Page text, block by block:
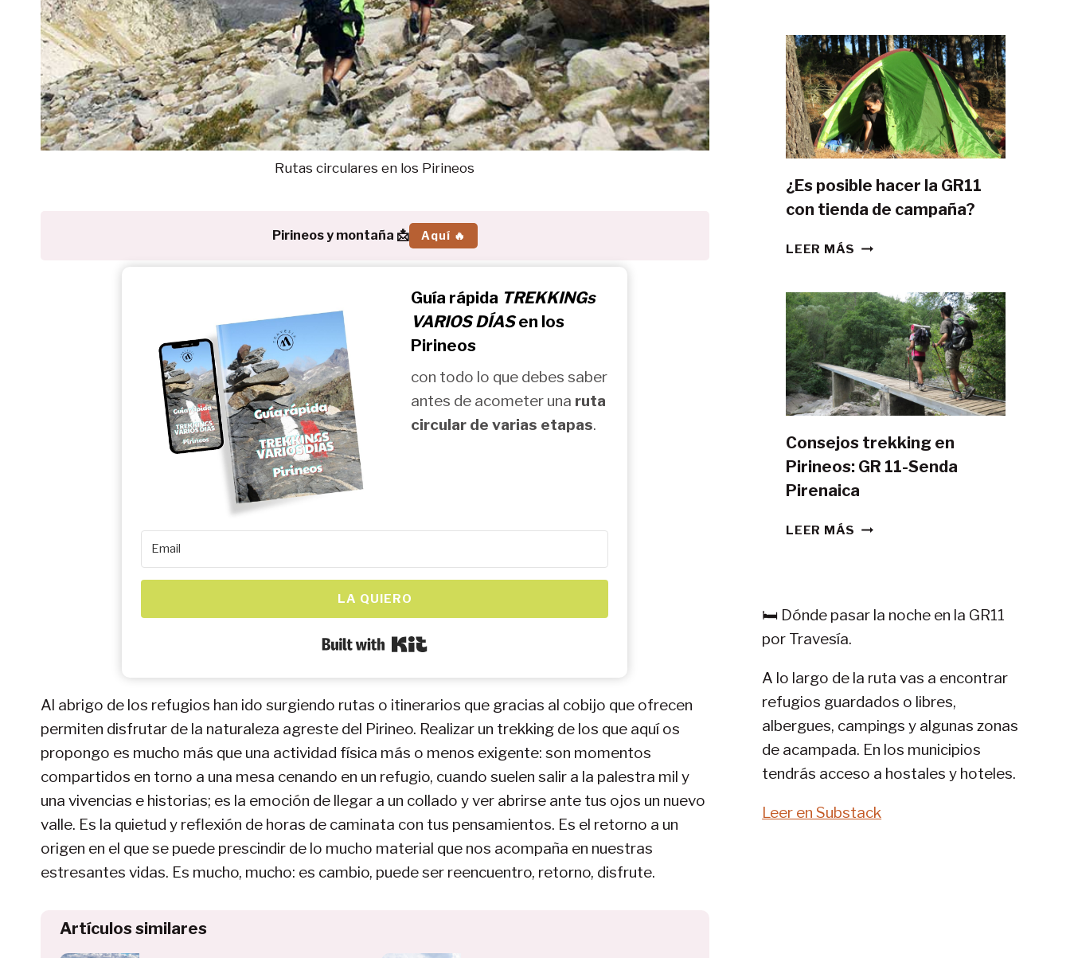
Rutas circulares en los Pirineos
Pirineos y montaña 📩 Aquí 🔥
Guía rápida TREKKINGs
VARIOS DÍASen los
Pirineos
con todo lo que debes saber
antes de acometer una ruta
circular de varias etapas.
LA QUIERO
Al abrigo de los refugios han ido surgiendo rutas o itinerarios que gracias al cobijo que ofrecen
permiten disfrutar de la naturaleza agreste del Pirineo. Realizar un trekking de los que aquí os
propongo es mucho más que una actividad física más o menos exigente: son momentos
compartidos en torno a una mesa cenando en un refugio, cuando suelen salir a la palestra mil y
una vivencias e historias; es la emoción de llegar a un collado y ver abrirse ante tus ojos un nuevo
valle. Es la quietud y reflexión de horas de caminata con tus pensamientos. Es el retorno a un
origen en el que se puede prescindir de lo mucho material que nos acompaña en nuestras
estresantes vidas. Es mucho, mucho: es cambio, puede ser reencuentro, retorno, disfrute.
Artículos similares
¿Es posible hacer la GR11
con tienda de campaña?
LEER MÁS ¿ES
LA
GR11
CON
TIENDA
DE
CAMPAÑA?
Consejos trekking en
Pirineos: GR 11-Senda
Pirenaica
LEER MÁS CONSEJOS
11-
🛏️ Dónde pasar la noche en la GR11
por Travesía.
A lo largo de la ruta vas a encontrar
refugios guardados o libres,
albergues, campings y algunas zonas
de acampada. En los municipios
tendrás acceso a hostales y hoteles.
Leer en Substack